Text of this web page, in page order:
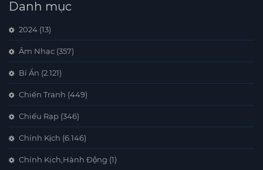
Danh mục
2024 (13)
Âm Nhạc (357)
Bí Ẩn (2.121)
Chiến Tranh (449)
Chiếu Rạp (346)
Chính Kịch (6.146)
Chính Kịch,Hành Động (1)